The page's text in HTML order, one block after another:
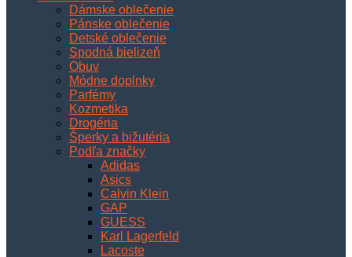
Dámske oblečenie
Pánske oblečenie
Detské oblečenie
Spodná bielizeň
Obuv
Módne doplnky
Parfémy
Kozmetika
Drogéria
Šperky a bižutéria
Podľa značky
Adidas
Asics
Calvin Klein
GAP
GUESS
Karl Lagerfeld
Lacoste